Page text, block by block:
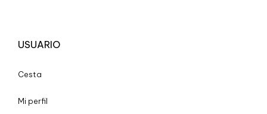
USUARIO
Cesta
Mi perfil